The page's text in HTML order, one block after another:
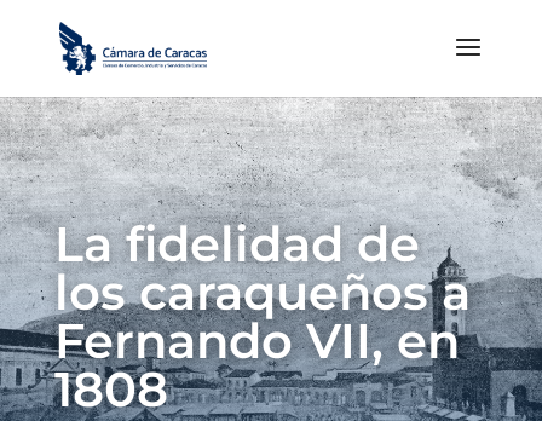
La fidelidad de
los caraqueños a
Fernando VII, en
1808